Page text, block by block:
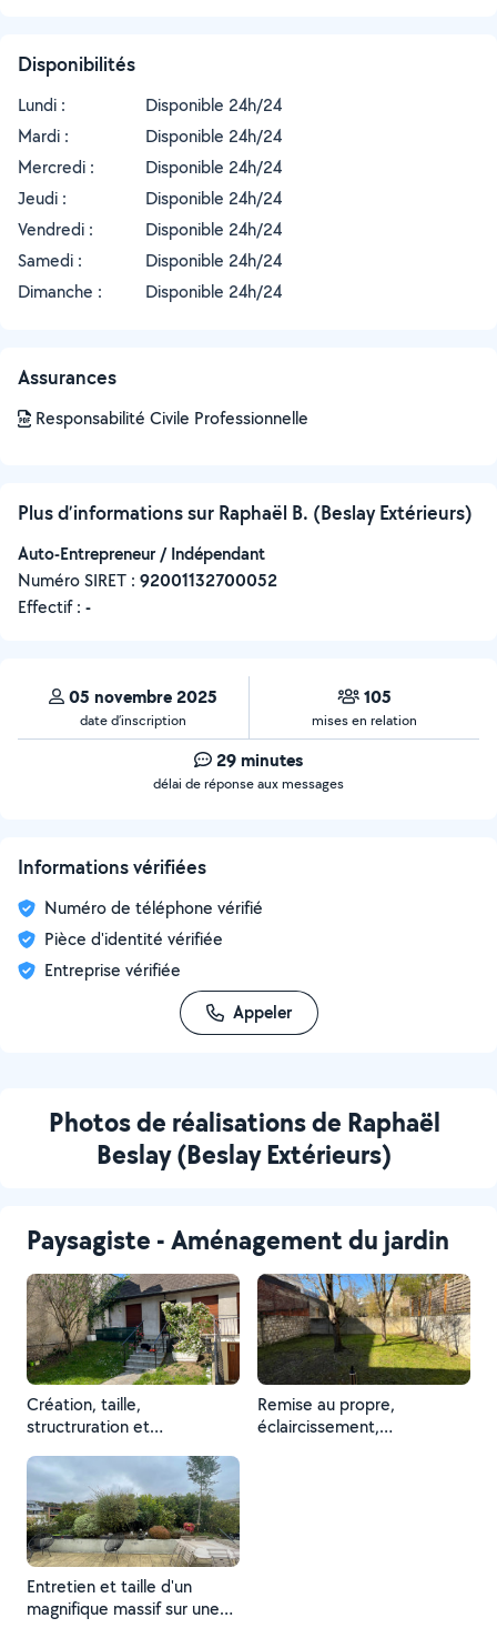
Disponibilités
Lundi :
Disponible 24h/24
Mardi :
Disponible 24h/24
Mercredi :
Disponible 24h/24
Jeudi :
Disponible 24h/24
Vendredi :
Disponible 24h/24
Samedi :
Disponible 24h/24
Dimanche :
Disponible 24h/24
Assurances
Responsabilité Civile Professionnelle
Plus d’informations sur Raphaël B. (Beslay Extérieurs)
Auto-Entrepreneur / Indépendant
Numéro SIRET : ‍92001132700052
Effectif : -
05 novembre 2025
date d’inscription
105
mises en relation
29 minutes
délai de réponse aux messages
Informations vérifiées
Numéro de téléphone vérifié
Pièce d'identité vérifiée
Entreprise vérifiée
Appeler
Photos de réalisations de Raphaël
Beslay (Beslay Extérieurs)
Paysagiste - Aménagement du jardin
Création, taille,
structruration et
parisien
Remise au propre,
éclaircissement,
Entretien et taille d'un
magnifique massif sur une